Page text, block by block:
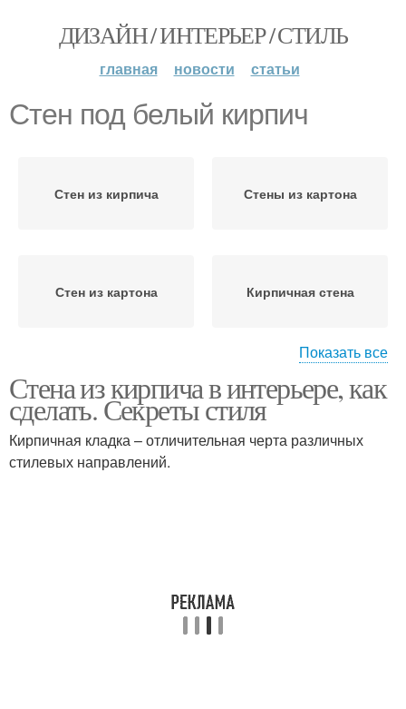
ДИЗАЙН / ИНТЕРЬЕР / СТИЛЬ
главная новости статьи
Стен под белый кирпич
Стен из кирпича Стены из картона
Стен из картона Кирпичная стена
Стены под кирпич
штукатурки
Показать все
Стена из кирпича в интерьере, как
сделать. Секреты стиля
Кирпичная кладка – отличительная черта различных
стилевых направлений.